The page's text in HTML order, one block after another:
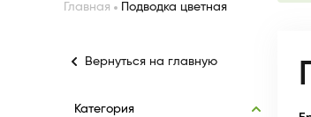
Главная Подводка цветная
Вернуться на главную
Категория